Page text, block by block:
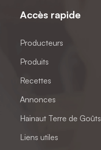
Accès rapide
Producteurs
Produits
Recettes
Annonces
Hainaut Terre de Goûts
Liens utiles